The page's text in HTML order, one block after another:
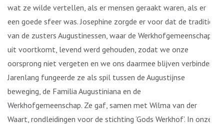
wat ze wilde vertellen, als er mensen geraakt waren, als er
een goede sfeer was. Josephine zorgde er voor dat de traditie
van de zusters Augustinessen, waar de Werkhofgemeenschap
uit voortkomt, levend werd gehouden, zodat we onze
oorsprong niet vergeten en we ons daarmee blijven verbinden.
Jarenlang fungeerde ze als spil tussen de Augustijnse
beweging, de Familia Augustiniana en de
Werkhofgemeenschap. Ze gaf, samen met Wilma van der
Waart, rondleidingen voor de stichting ‘Gods Werkhof’. In onze